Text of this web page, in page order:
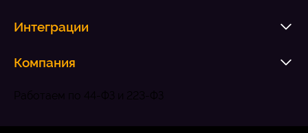
Интеграции
Компания
Работаем по 44-ФЗ и 223-ФЗ